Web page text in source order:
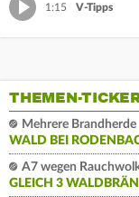
1:15 V-Tipps
THEMEN-
Mehrere Brandherde
WALD BEI
A7 wegen
GLEICH 3